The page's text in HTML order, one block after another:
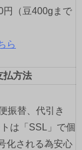
円（豆400gまで
ら
払方法
振替、代引き
は「SSL」で個
化される為安心